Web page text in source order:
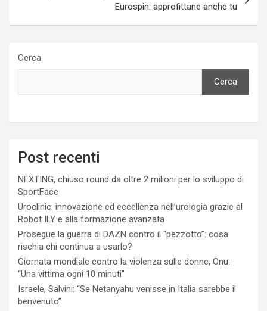
Eurospin: approfittane anche tu
Cerca
Cerca
Post recenti
NEXTING, chiuso round da oltre 2 milioni per lo sviluppo di
SportFace
Uroclinic: innovazione ed eccellenza nell’urologia grazie al
Robot ILY e alla formazione avanzata
Prosegue la guerra di DAZN contro il “pezzotto”: cosa
rischia chi continua a usarlo?
Giornata mondiale contro la violenza sulle donne, Onu:
“Una vittima ogni 10 minuti”
Israele, Salvini: “Se Netanyahu venisse in Italia sarebbe il
benvenuto”